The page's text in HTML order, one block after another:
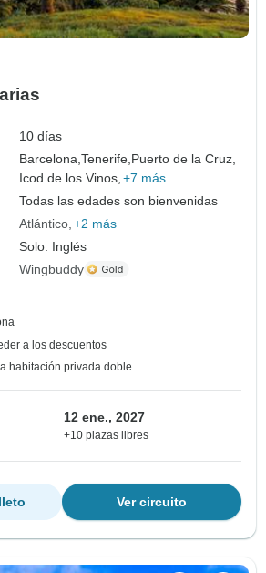
10 días
Barcelona,Tenerife, Puerto de la Cruz,
Icod de los Vinos, +7 más
Todas las edades son bienvenidas
Atlántico +2 más
Solo: Inglés
Wingbuddy
a los descuentos
habitación privada doble
12 ene., 2027
+10 plazas libres
Ver circuito